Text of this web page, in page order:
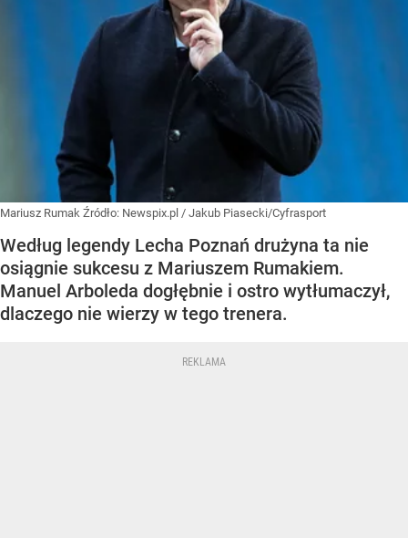
Mariusz Rumak Źródło: Newspix.pl / Jakub Piasecki/Cyfrasport
Według legendy Lecha Poznań drużyna ta nie
osiągnie sukcesu z Mariuszem Rumakiem.
Manuel Arboleda dogłębnie i ostro wytłumaczył,
dlaczego nie wierzy w tego trenera.